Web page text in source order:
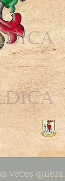
veces quiera.